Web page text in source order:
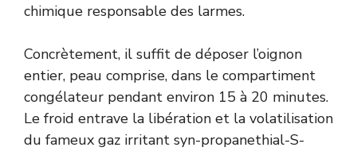
chimique responsable des larmes.
Concrètement, il suffit de déposer l’oignon
entier, peau comprise, dans le compartiment
congélateur pendant environ 15 à 20 minutes.
Le froid entrave la libération et la volatilisation
du fameux gaz irritant syn-propanethial-S-